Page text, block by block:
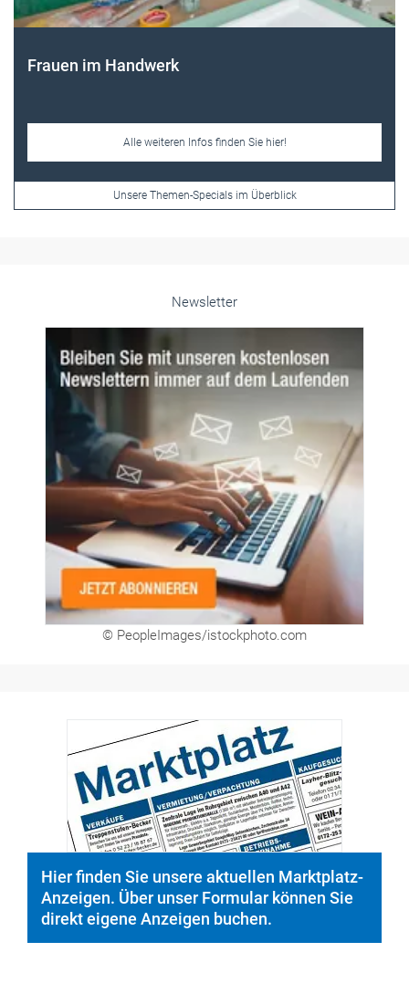
Frauen im Handwerk
Alle weiteren Infos finden Sie hier!
Unsere Themen-Specials im Überblick
Newsletter
© PeopleImages/istockphoto.com
Hier finden Sie unsere aktuellen Marktplatz-
Anzeigen. Über unser Formular können Sie
direkt eigene Anzeigen buchen.